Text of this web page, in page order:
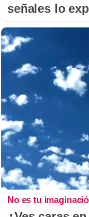
señales lo
No es tu